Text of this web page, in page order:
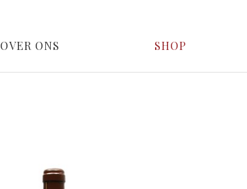
OVER ONS SHOP